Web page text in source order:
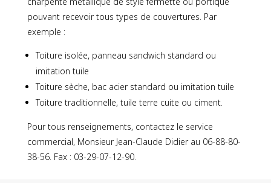
pouvant recevoir tous types de couvertures. Par
exemple :
Toiture isolée, panneau sandwich standard ou
imitation tuile
Toiture sèche, bac acier standard ou imitation tuile
Toiture traditionnelle, tuile terre cuite ou ciment.
Pour tous renseignements, contactez le service
commercial, Monsieur Jean-Claude Didier au 06-88-80-
38-56. Fax : 03-29-07-12-90.